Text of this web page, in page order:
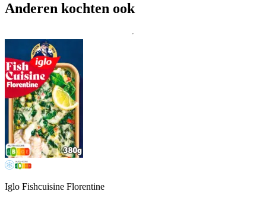
Anderen kochten ook
Iglo Fishcuisine Florentine